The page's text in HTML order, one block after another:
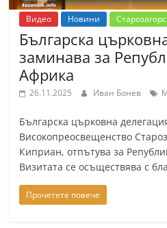
Видео Новини
Българска
заминава за
Африка
26.11.2025 Иван Бонев
Българска църковна
Високопреосвещенство
Киприан, отпътува за
Визитата се осъществява с
Прочетете повече